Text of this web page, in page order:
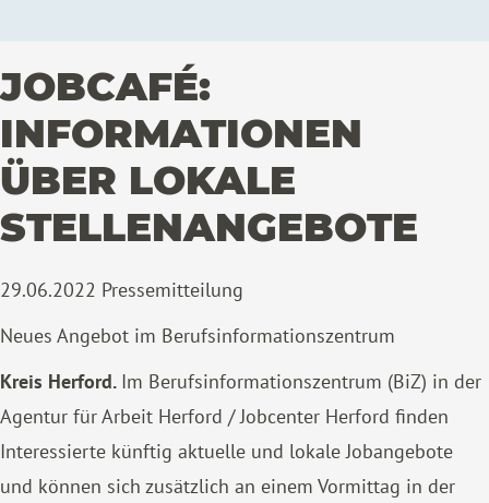
JOBCAFÉ:
INFORMATIONEN
ÜBER LOKALE
STELLENANGEBOTE
29.06.2022 Pressemitteilung
Neues Angebot im Berufsinformationszentrum
Kreis Herford. Im Berufsinformationszentrum (BiZ) in der
Agentur für Arbeit Herford / Jobcenter Herford finden
Interessierte künftig aktuelle und lokale Jobangebote
und können sich zusätzlich an einem Vormittag in der